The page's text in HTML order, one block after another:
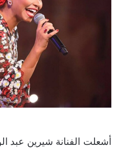
أشعلت الفنانة شيرين عبد